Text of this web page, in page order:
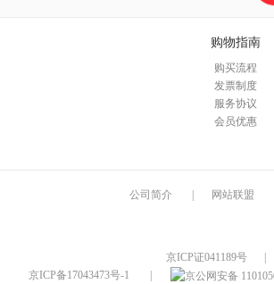
购物指南
购买流程
发票制度
服务协议
会员优惠
公司简介 网站联盟
京ICP证041189号
京ICP备17043473号-1